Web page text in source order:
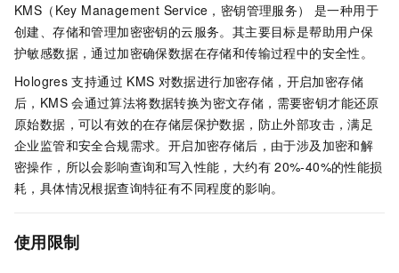
KMS（Key Management Service，密钥管理服务） 是一种用于
创建、存储和管理加密密钥的云服务。其主要目标是帮助用户保
护敏感数据，通过加密确保数据在存储和传输过程中的安全性。
Hologres 支持通过 KMS 对数据进行加密存储，开启加密存储
后，KMS 会通过算法将数据转换为密文存储，需要密钥才能还原
原始数据，可以有效的在存储层保护数据，防止外部攻击，满足
企业监管和安全合规需求。开启加密存储后，由于涉及加密和解
密操作，所以会影响查询和写入性能，大约有 20%-40%的性能损
耗，具体情况根据查询特征有不同程度的影响。
使用限制